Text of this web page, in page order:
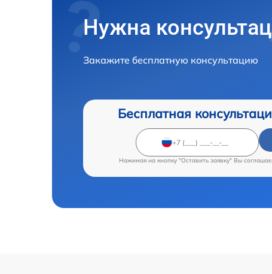
Нужна
Закажите бесплатную консультацию
Бесплатная
Нажимая на кнопку "Оставить заявку" Вы